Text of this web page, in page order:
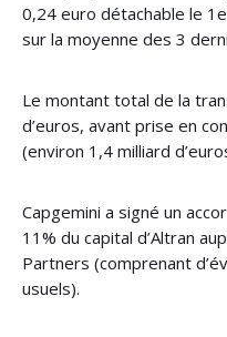
0,24 euro détachable le
sur la moyenne des 3
Le montant total de la
d’euros, avant prise en
(environ 1,4 milliard
Capgemini a signé un
11% du capital d’Altran
Partners (comprenant
usuels).